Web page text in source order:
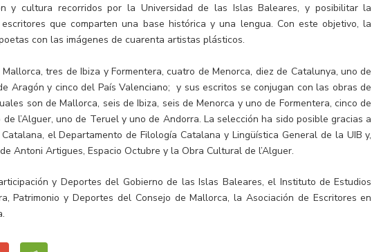
y cultura recorridos por la Universidad de las Islas Baleares, y posibilitar la
que comparten una base histórica y una lengua. Con este objetivo, la
con las imágenes de cuarenta artistas plásticos.
tres de Ibiza y Formentera, cuatro de Menorca, diez de Catalunya, uno de
Aragón y cinco del País Valenciano; y sus escritos se conjugan con las obras de
son de Mallorca, seis de Ibiza, seis de Menorca y uno de Formentera, cinco de
l’Alguer, uno de Teruel y uno de Andorra. La selección ha sido posible gracias a
el Departamento de Filología Catalana y Lingüística General de la UIB y,
Antoni Artigues, Espacio Octubre y la Obra Cultural de l’Alguer.
y Deportes del Gobierno de las Islas Baleares, el Instituto de Estudios
Patrimonio y Deportes del Consejo de Mallorca, la Asociación de Escritores en